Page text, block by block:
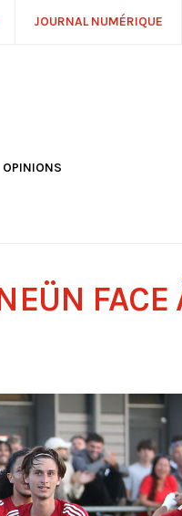
JOURNAL NUMÉRIQUE
OPINIONS
FACE